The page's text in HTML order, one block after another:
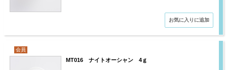
会員
MT016 ナイトオーシャン 4ｇ